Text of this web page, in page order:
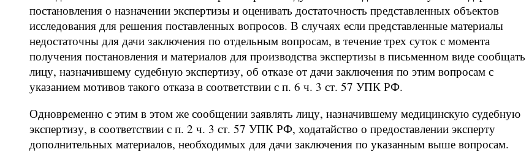
постановления о назначении экспертизы и оценивать достаточность представленных объектов
исследования для решения поставленных вопросов. В случаях если представленные материалы
недостаточны для дачи заключения по отдельным вопросам, в течение трех суток с момента
получения постановления и материалов для производства экспертизы в письменном виде сообщать
лицу, назначившему судебную экспертизу, об отказе от дачи заключения по этим вопросам с
указанием мотивов такого отказа в соответствии с п. 6 ч. 3 ст. 57 УПК РФ.
Одновременно с этим в этом же сообщении заявлять лицу, назначившему медицинскую судебную
экспертизу, в соответствии с п. 2 ч. 3 ст. 57 УПК РФ, ходатайство о предоставлении эксперту
дополнительных материалов, необходимых для дачи заключения по указанным выше вопросам.